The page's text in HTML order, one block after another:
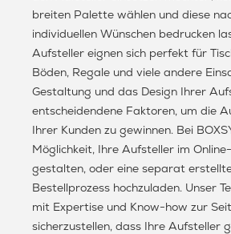
breiten Palette wählen und diese
individuellen Wünschen bedrucken
Aufsteller eignen sich perfekt für
Böden, Regale und viele andere
Gestaltung und das Design Ihrer
entscheidendene Faktoren, um die
Ihrer Kunden zu gewinnen. Bei
Möglichkeit, Ihre Aufsteller im
gestalten, oder eine separat
Bestellprozess hochzuladen. Unser
mit Expertise und Know-how zur
sicherzustellen, dass Ihre Aufsteller